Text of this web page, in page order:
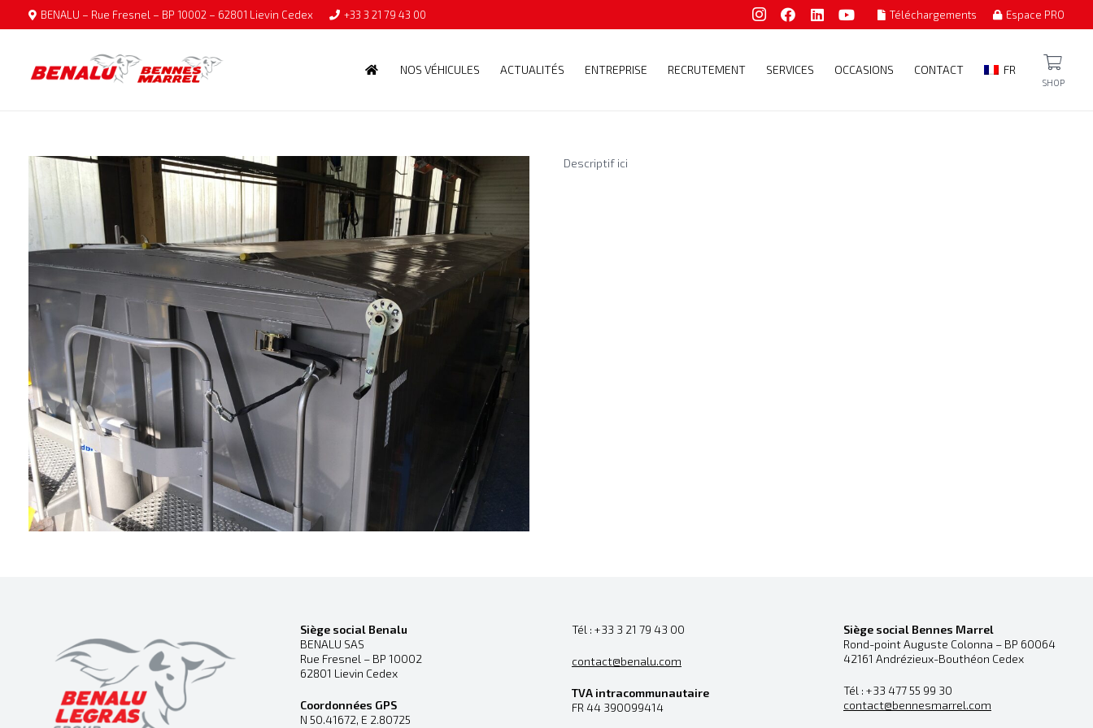
BENALU – Rue Fresnel – BP 10002 – 62801 Lievin Cedex +33 3 21 79 43 00 Téléchargements Espace PRO
NOS VÉHICULES ACTUALITÉS ENTREPRISE RECRUTEMENT SERVICES OCCASIONS CONTACT FR
SHOP
Descriptif ici
Siège social Benalu
BENALU SAS
Rue Fresnel – BP 10002
62801 Lievin Cedex
Coordonnées GPS
N 50.41672, E 2.80725
Tél : +33 3 21 79 43 00
contact@benalu.com
TVA intracommunautaire
FR 44 390099414
Siège social Bennes Marrel
Rond-point Auguste Colonna – BP 60064
42161 Andrézieux-Bouthéon Cedex
Tél : +33 477 55 99 30
contact@bennesmarrel.com